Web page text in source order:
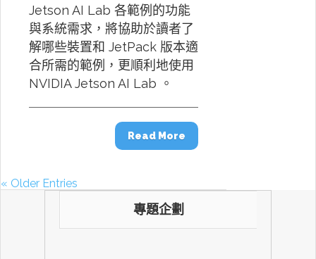
Jetson AI Lab 各範例的功能
與系統需求，將協助於讀者了
解哪些裝置和 JetPack 版本適
合所需的範例，更順利地使用
NVIDIA Jetson AI Lab 。
Read More
« Older Entries
專題企劃